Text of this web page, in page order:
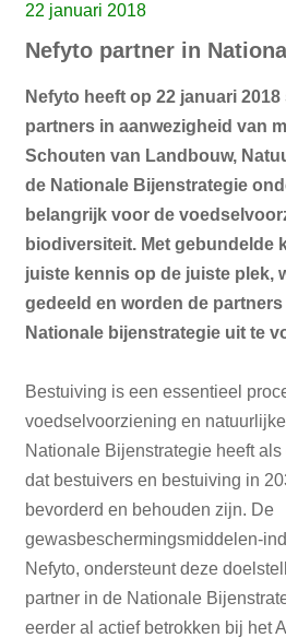
22 januari 2018
Nefyto partner in
Nefyto heeft op 22 januari
partners in aanwezigheid van
Schouten van Landbouw,
de Nationale Bijenstrategie
belangrijk voor de
biodiversiteit. Met gebundelde
juiste kennis op de juiste plek,
gedeeld en worden de
Nationale bijenstrategie uit te
Bestuiving is een essentieel
voedselvoorziening en
Nationale Bijenstrategie heeft
dat bestuivers en bestuiving in
bevorderd en behouden zijn. De
gewasbeschermingsmiddelen-
Nefyto, ondersteunt deze
partner in de Nationale
eerder al actief betrokken bij het